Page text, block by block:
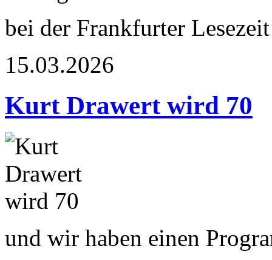
bei der Frankfurter Lesezeit
15.03.2026
Kurt Drawert wird 70
und wir haben einen